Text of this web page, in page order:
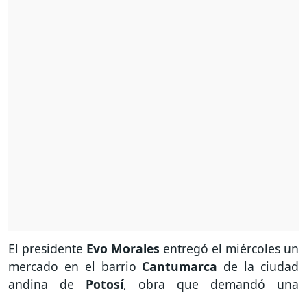
El presidente Evo Morales entregó el miércoles un
mercado en el barrio Cantumarca de la ciudad
andina de Potosí, obra que demandó una